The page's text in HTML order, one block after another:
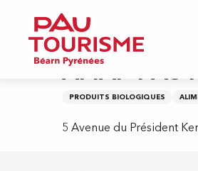
contenu
principal
Accueil
AMAP PAU
PRODUITS BIOLOGIQUES
5 Avenue du Président